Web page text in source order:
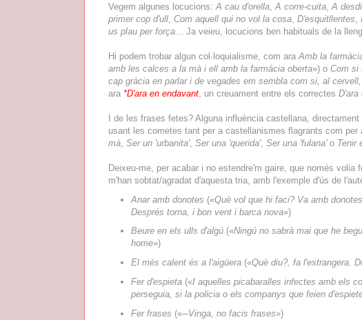
Vegem algunes locucions: A cau d'orella A corre-cuita A
primer cop d'ull Com aquell qui no vol la cosa D'esquitllentes
us plau per força ... Ja veieu, locucions ben habituals de la
Hi podem trobar algun col·loquialisme, com ara Amb la
amb les calces a la mà i ell amb la farmàcia oberta») o Com si
cap gràcia en parlar i de vegades em sembla com si, al
ara *D'ara en endavant , un creuament entre els correctes D'ara
I de les frases fetes? Alguna influència castellana,
usant les cometes tant per a castellanismes flagrants com per
mà Ser un 'urbanita', Ser una 'querida', Ser una 'fulana'o Tenir
Deixeu-me, per acabar i no estendre'm gaire, que només
m'han sobtat/agradat d'aquesta tria, amb l'exemple d'ús de
Anar amb donotes («Què vol que hi faci? Va amb
Després torna, i bon vent i barca nova»)
Beure en els ulls d'algú(«Ningú no sabrà mai que he
home»)
El més calent és a l'aigüera(«Què diu?, fa l'estrangera.
Fer d'espieta («I aquelles picabaralles infectes amb els
perseguia, si la policia o els companys que feien
Fer frases («─Vinga, no facis frases»)